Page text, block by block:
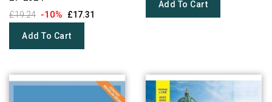
£19.24 -10% £17.31
Add To Cart
Add To Cart